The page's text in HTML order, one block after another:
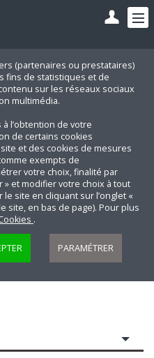
(partenaires ou prestataires)
fins de statistiques et de
sur les réseaux sociaux
multimédia.
l’obtention de votre
de certains cookies
et des cookies de mesures
exempts de
votre choix, finalité par
» et modifier votre choix à tout
site en cliquant sur l’onglet «
site, en bas de page). Pour plus
.
PARAMÉTRER